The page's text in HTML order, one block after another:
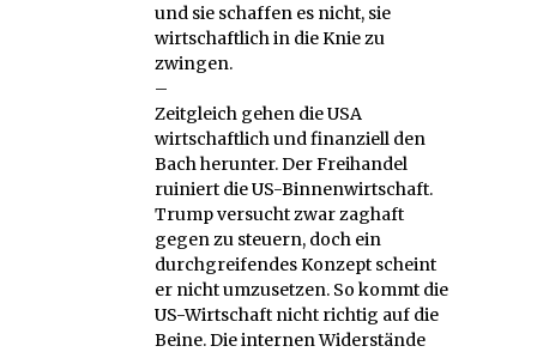
und sie schaffen es nicht, sie
wirtschaftlich in die Knie zu
zwingen.
–
Zeitgleich gehen die USA
wirtschaftlich und finanziell den
Bach herunter. Der Freihandel
ruiniert die US-Binnenwirtschaft.
Trump versucht zwar zaghaft
gegen zu steuern, doch ein
durchgreifendes Konzept scheint
er nicht umzusetzen. So kommt die
US-Wirtschaft nicht richtig auf die
Beine. Die internen Widerstände